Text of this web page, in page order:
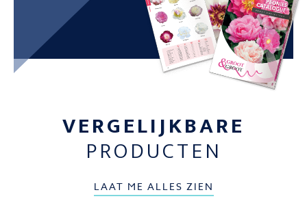
VERGELIJKBARE
PRODUCTEN
LAAT ME ALLES ZIEN